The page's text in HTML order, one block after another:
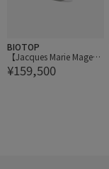
BIOTOP
【Jacques Marie Mage】
DEALAN
¥159,500